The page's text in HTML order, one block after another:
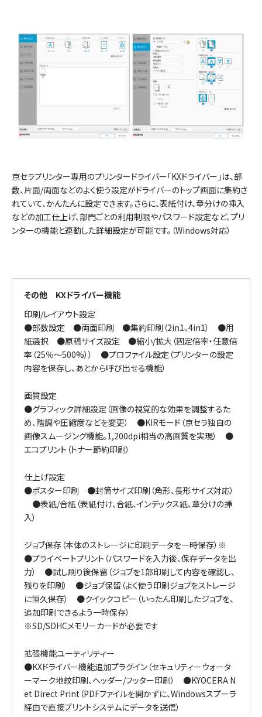
京セラプリンター専用のプリンタードライバー「KXドライバー」は、部
数、片面/両面などのよく使う設定がドライバーのトップ画面に集約さ
れていて、かんたんに設定できます。さらに、表紙付け、章分けの挿入
などの加工仕上げ、部門ごとの利用制限やパスワード設定など、プリ
ンターの機能と連動した詳細設定が可能です。（Windows対応）
その他 KXドライバー機能
印刷/レイアウト設定
●部数設定 ●両面印刷 ●集約印刷（2in1、4in1） ●用
紙選択 ●原稿サイズ設定 ●縮小/拡大（固定倍率・任意倍
率（25％～500%）） ●プロファイル設定（プリンターの設定
内容を保存し、あとから呼び出せる機能）
画質設定
●グラフィック詳細設定（画像の視覚的な効果を調整するた
め、階調や圧縮度などを変更） ●KIRモード（京セラ独自の
画像スムージング機能。1,200dpi相当の高画質を実現） ●
エコプリント（トナー節約印刷）
仕上げ設定
●ポスター印刷 ●封筒サイズ印刷（角形、長形サイズ対応）
●表紙/合紙（表紙付け、合紙、インデックス紙、章分けの挿
入）
ジョブ保存（本体のストレージに印刷データを一時保存）※
●プライベートプリント（パスワードを入力後、保存データを出
力） ●試し刷り後保留（ジョブを1部印刷して内容を確認し、
残りを印刷） ●ジョブ保留（よく使う印刷ジョブをストレージ
に恒久保存） ●クイックコピー（いったん印刷したジョブを、
追加印刷できるよう一時保存）
※SD/SDHCメモリーカードが必要です
拡張機能ユーティリティー
●KXドライバー機能追加プラグイン（セキュリティーウォータ
ーマーク地紋印刷、ヘッダー/フッター印刷） ●KYOCERA N
et Direct Print（PDFファイルを開かずに、Windowsスプーラ
経由で直接プリントシステムにデータを送信）